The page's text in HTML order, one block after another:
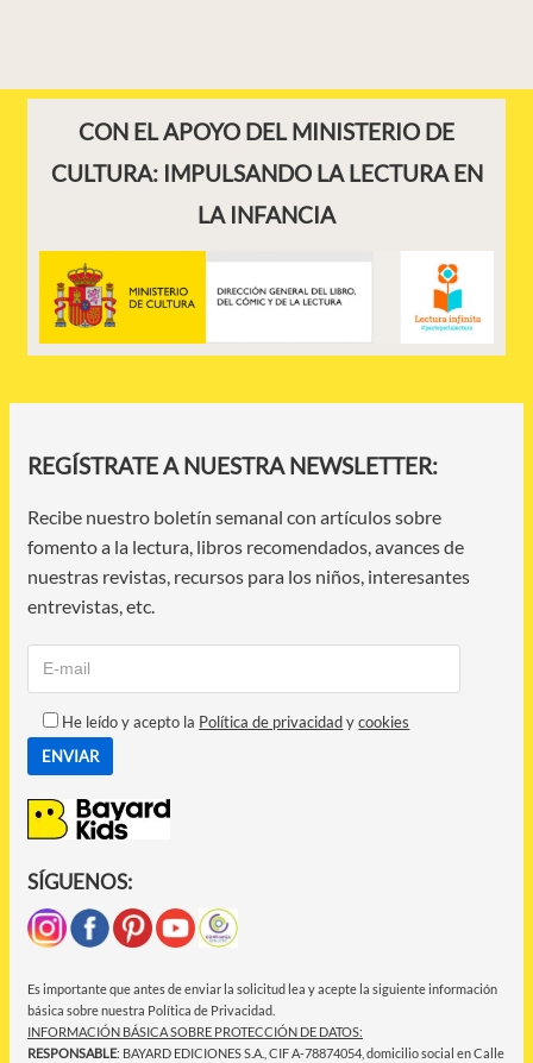
CON EL APOYO DEL MINISTERIO DE
CULTURA: IMPULSANDO LA LECTURA EN
LA INFANCIA
REGÍSTRATE A NUESTRA NEWSLETTER:
Recibe nuestro boletín semanal con artículos sobre
fomento a la lectura, libros recomendados, avances de
nuestras revistas, recursos para los niños, interesantes
entrevistas, etc.
He leído y acepto la Política de privacidadycookies
SÍGUENOS:
Es importante que antes de enviar la solicitud lea y acepte la siguiente información
básica sobre nuestra Política de Privacidad.
INFORMACIÓN BÁSICA SOBRE PROTECCIÓN DE DATOS:
RESPONSABLE: BAYARD EDICIONES S.A., CIF A-78874054, domicilio social en Calle